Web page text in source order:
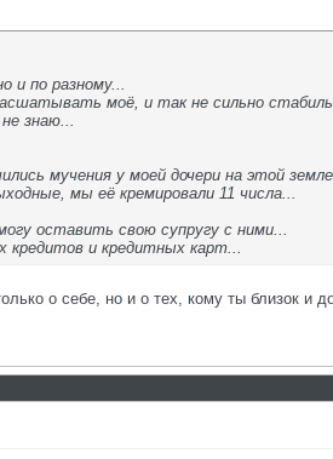
и по разному...
моё, и так не сильно
знаю...
мучения у моей дочери на этой
мы её кремировали 11 числа...
оставить свою супругу с ними...
кредитов и кредитных карт...
о себе, но и о тех, кому ты близок и